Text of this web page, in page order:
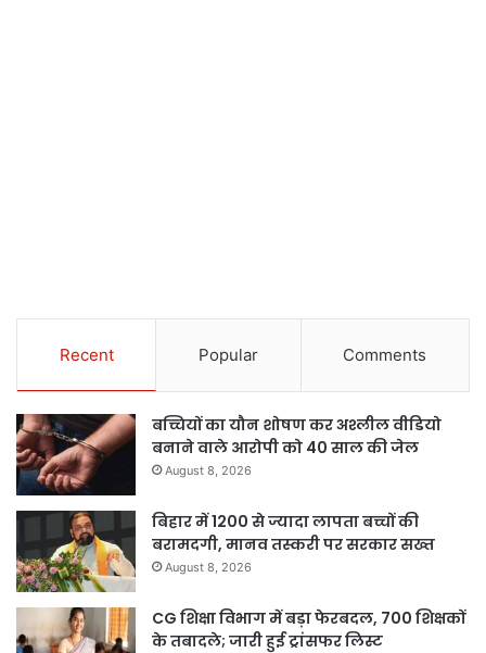
Recent Popular Comments
बच्चियों का यौन शोषण कर अश्लील वीडियो
बनाने वाले आरोपी को 40 साल की जेल
August 8, 2026
बिहार में 1200 से ज्यादा लापता बच्चों की
बरामदगी, मानव तस्करी पर सरकार सख्त
August 8, 2026
CG शिक्षा विभाग में बड़ा फेरबदल, 700 शिक्षकों
के तबादले; जारी हुई ट्रांसफर लिस्ट